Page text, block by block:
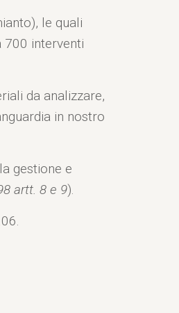
le quali
700 interventi
da analizzare,
in nostro
gestione e
artt. 8 e 9).